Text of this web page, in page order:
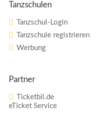
Tanzschulen
Tanzschul-Login
Tanzschule registrieren
Werbung
Partner
Ticketbil.de
eTicket Service